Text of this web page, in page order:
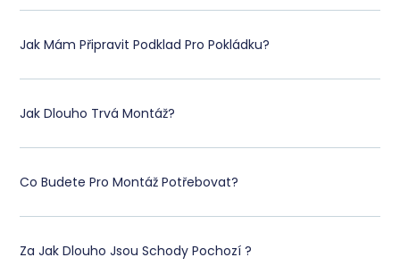
Jak Mám Připravit Podklad Pro Pokládku?
Jak Dlouho Trvá Montáž?
Co Budete Pro Montáž Potřebovat?
Za Jak Dlouho Jsou Schody Pochozí ?